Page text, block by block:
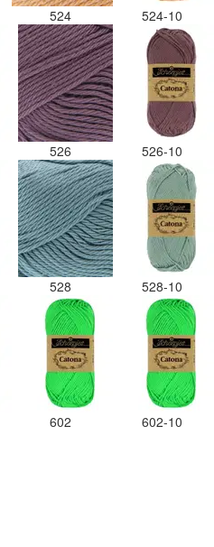
524 524-10
526 526-10
528 528-10
602 602-10